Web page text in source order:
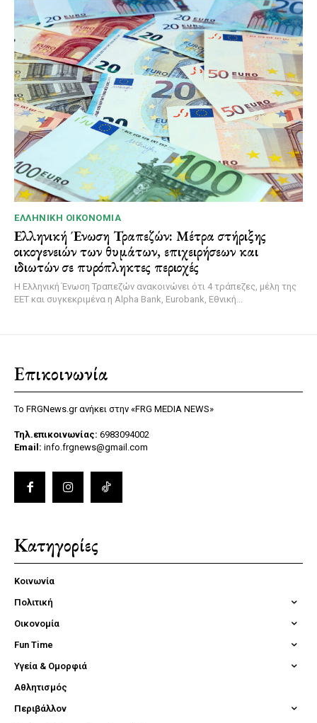
ΕΛΛΗΝΙΚΉ ΟΙΚΟΝΟΜΊΑ
Ελληνική Ένωση Τραπεζών: Μέτρα στήριξης
οικογενειών των θυμάτων, επιχειρήσεων και
ιδιωτών σε πυρόπληκτες περιοχές
Η Ελληνική Ένωση Τραπεζών ανακοινώνει ότι 4 τράπεζες, μέλη της
ΕΕΤ και συγκεκριμένα η Alpha Bank, Eurobank, Εθνική...
Επικοινωνία
Το FRGNews.gr ανήκει στην «FRG MEDIA NEWS»
Τηλ.επικοινωνίας: 6983094002
Email: info.frgnews@gmail.com
Κατηγορίες
Κοινωνία
Πολιτική
Οικονομία
Fun Time
Υγεία & Ομορφιά
Αθλητισμός
Περιβάλλον